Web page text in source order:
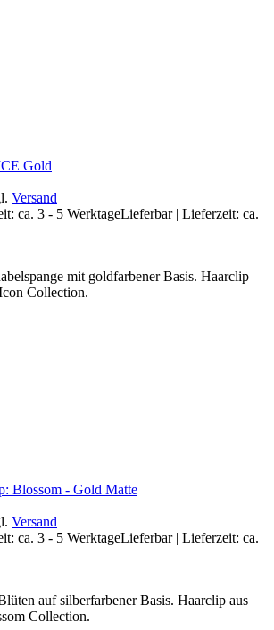
Gold
Versand
Lieferbar | Lieferzeit: ca.
mit goldfarbener Basis. Haarclip
Collection.
Blossom - Gold Matte
Versand
Lieferbar | Lieferzeit: ca.
auf silberfarbener Basis. Haarclip aus
Collection.